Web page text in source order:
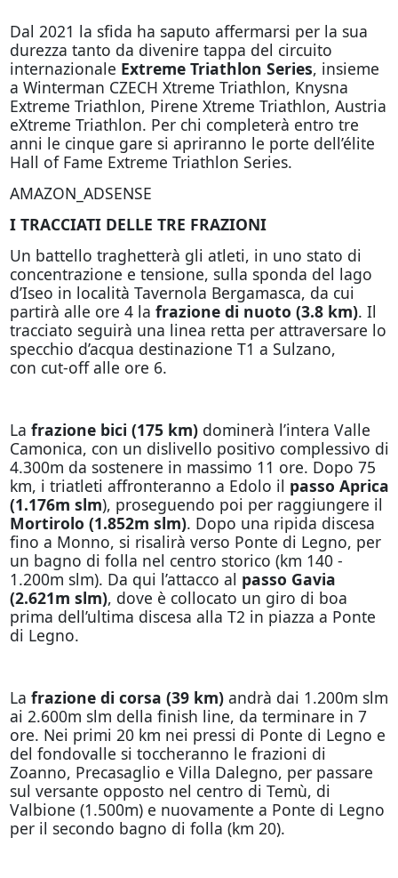
Dal 2021 la sfida ha saputo affermarsi per la sua
durezza tanto da divenire tappa del circuito
internazionale Extreme Triathlon Series, insieme
a Winterman CZECH Xtreme Triathlon, Knysna
Extreme Triathlon, Pirene Xtreme Triathlon, Austria
eXtreme Triathlon. Per chi completerà entro tre
anni le cinque gare si apriranno le porte dell’élite
Hall of Fame Extreme Triathlon Series.
AMAZON_ADSENSE
I TRACCIATI DELLE TRE FRAZIONI
Un battello traghetterà gli atleti, in uno stato di
concentrazione e tensione, sulla sponda del lago
d’Iseo in località Tavernola Bergamasca, da cui
partirà alle ore 4 la frazione di nuoto (3.8 km). Il
tracciato seguirà una linea retta per attraversare lo
specchio d’acqua destinazione T1 a Sulzano,
con cut-off alle ore 6.
La frazione bici (175 km)dominerà l’intera Valle
Camonica, con un dislivello positivo complessivo di
4.300m da sostenere in massimo 11 ore. Dopo 75
km, i triatleti affronteranno a Edolo il passo Aprica
(1.176m slm), proseguendo poi per raggiungere il
Mortirolo (1.852m slm). Dopo una ripida discesa
fino a Monno, si risalirà verso Ponte di Legno, per
un bagno di folla nel centro storico (km 140 -
1.200m slm). Da qui l’attacco al passo Gavia
(2.621m slm), dove è collocato un giro di boa
prima dell’ultima discesa alla T2 in piazza a Ponte
di Legno.
La frazione di corsa (39 km)andrà dai 1.200m slm
ai 2.600m slm della finish line, da terminare in 7
ore. Nei primi 20 km nei pressi di Ponte di Legno e
del fondovalle si toccheranno le frazioni di
Zoanno, Precasaglio e Villa Dalegno, per passare
sul versante opposto nel centro di Temù, di
Valbione (1.500m) e nuovamente a Ponte di Legno
per il secondo bagno di folla (km 20).